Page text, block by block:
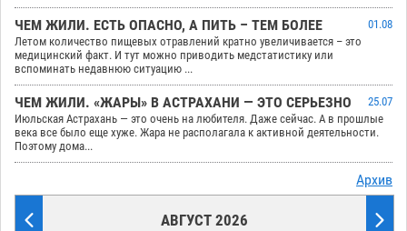
ЧЕМ ЖИЛИ. ЕСТЬ ОПАСНО, А ПИТЬ – ТЕМ БОЛЕЕ
01.08
Летом количество пищевых отравлений кратно увеличивается – это
медицинский факт. И тут можно приводить медстатистику или
вспоминать недавнюю ситуацию ...
ЧЕМ ЖИЛИ. «ЖАРЫ» В АСТРАХАНИ — ЭТО СЕРЬЕЗНО
25.07
Июльская Астрахань — это очень на любителя. Даже сейчас. А в прошлые
века все было еще хуже. Жара не располагала к активной деятельности.
Поэтому дома...
Архив
АВГУСТ 2026